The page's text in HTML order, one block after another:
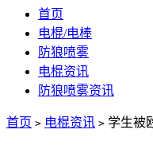
首页
电棍/电棒
防狼喷雾
电棍资讯
防狼喷雾资讯
首页 > 电棍资讯 > 学生被